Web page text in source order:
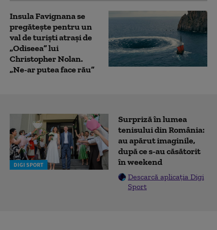
Insula Favignana se
pregăteşte pentru un
val de turişti atraşi de
„Odiseea” lui
Christopher Nolan.
„Ne-ar putea face rău”
DIGI SPORT
Surpriză în lumea
tenisului din România:
au apărut imaginile,
după ce s-au căsătorit
în weekend
Descarcă aplicația Digi
Sport